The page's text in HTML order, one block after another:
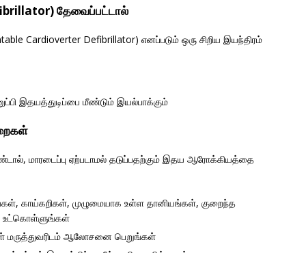
தேவைப்பட்டால்
Cardioverter Defibrillator) எனப்படும் ஒரு சிறிய இயந்திரம்
இதயத்துடிப்பை மீண்டும் இயல்பாக்கும்
மாரடைப்பு ஏற்படாமல் தடுப்பதற்கும் இதய ஆரோக்கியத்தை
காய்கறிகள், முழுமையாக உள்ள தானியங்கள், குறைந்த
உட்கொள்ளுங்கள்
மருத்துவரிடம் ஆலோசனை பெறுங்கள்